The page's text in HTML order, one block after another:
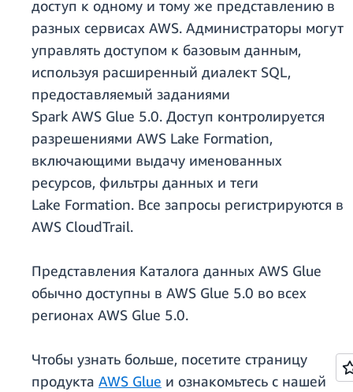
доступ к одному и тому же представлению в
разных сервисах AWS. Администраторы могут
управлять доступом к базовым данным,
используя расширенный диалект SQL,
предоставляемый заданиями
Spark AWS Glue 5.0. Доступ контролируется
разрешениями AWS Lake Formation,
включающими выдачу именованных
ресурсов, фильтры данных и теги
Lake Formation. Все запросы регистрируются в
AWS CloudTrail.
Представления Каталога данных AWS Glue
обычно доступны в AWS Glue 5.0 во всех
регионах AWS Glue 5.0.
Чтобы узнать больше, посетите страницу
продукта AWS Glue и ознакомьтесь с нашей